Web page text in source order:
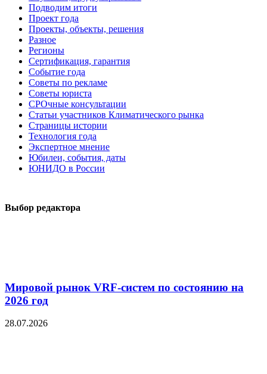
Подводим итоги
Проект года
Проекты, объекты, решения
Разное
Регионы
Сертификация, гарантия
Событие года
Советы по рекламе
Советы юриста
СРОчные консультации
Статьи участников Климатического рынка
Страницы истории
Технология года
Экспертное мнение
Юбилеи, события, даты
ЮНИДО в России
Выбор редактора
Мировой рынок VRF-систем по состоянию на
2026 год
28.07.2026